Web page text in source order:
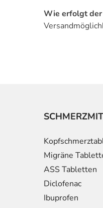
Wie erfolgt der
Migräne
ASS Tabletten
Diclofenac
Ibuprofen